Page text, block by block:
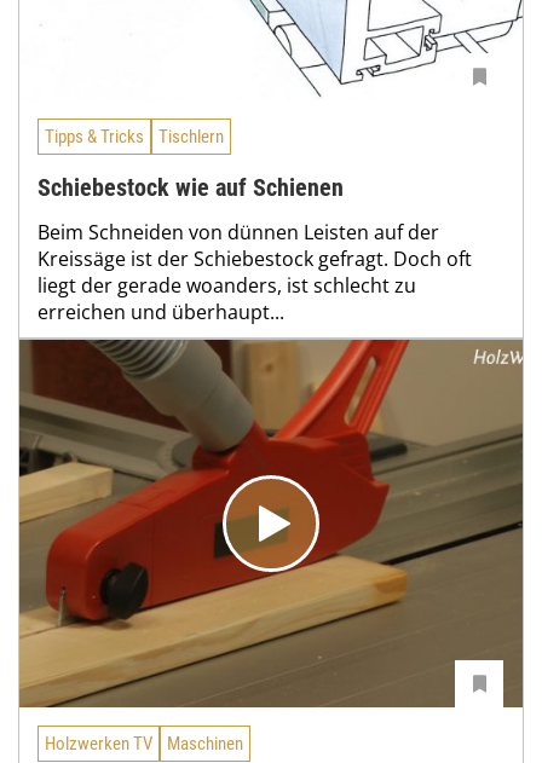
Tipps & Tricks Tischlern
Schiebestock wie auf Schienen
Beim Schneiden von dünnen Leisten auf der
Kreissäge ist der Schiebestock gefragt. Doch oft
liegt der gerade woanders, ist schlecht zu
erreichen und überhaupt...
Holzwerken TV Maschinen